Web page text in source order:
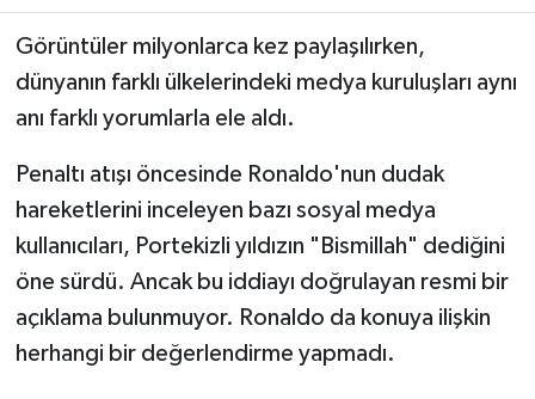
Görüntüler milyonlarca kez paylaşılırken,
dünyanın farklı ülkelerindeki medya kuruluşları aynı
anı farklı yorumlarla ele aldı.
Penaltı atışı öncesinde Ronaldo'nun dudak
hareketlerini inceleyen bazı sosyal medya
kullanıcıları, Portekizli yıldızın "Bismillah" dediğini
öne sürdü. Ancak bu iddiayı doğrulayan resmi bir
açıklama bulunmuyor. Ronaldo da konuya ilişkin
herhangi bir değerlendirme yapmadı.